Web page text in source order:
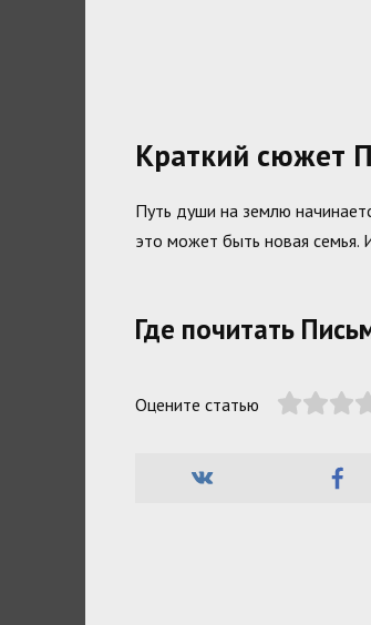
Краткий сюжет
Путь души на землю
это может быть новая семья.
Где почитать
Оцените статью